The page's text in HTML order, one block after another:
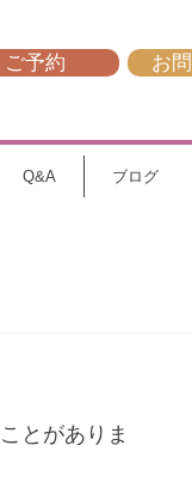
ご予約 お
Q&A ブログ
とがありま